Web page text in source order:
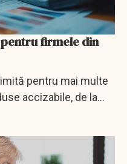
firmele din
pentru mai multe
accizabile, de la
și combustibili.